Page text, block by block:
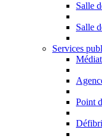
Salle
Salle
Services
Point